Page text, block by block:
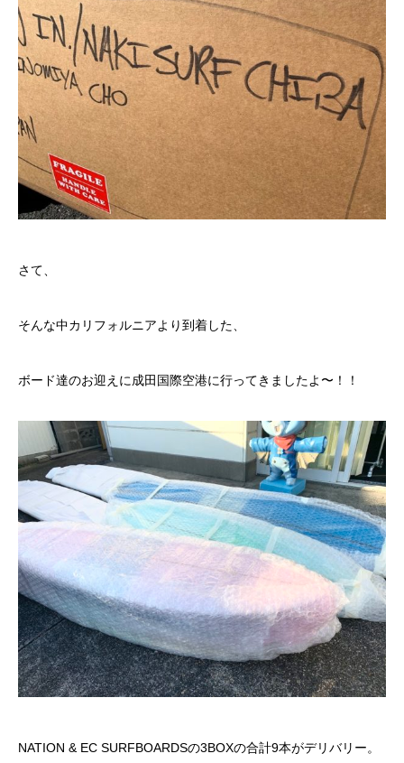
さて、
そんな中カリフォルニアより到着した、
ボード達のお迎えに成田国際空港に行ってきましたよ〜！！
NATION & EC SURFBOARDSの3BOXの合計9本がデリバリー。